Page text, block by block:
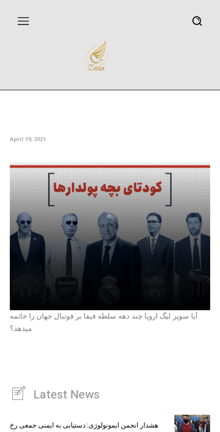
April 19, 2021
آیا سوپر لیگ اروپا چند دهه سلطه فیفا بر فوتبال جهان را خاتمه
میدهد؟
Latest News
هشدار انجمن ایمونولوژی: دستیابی به ایمنی جمعی رخ